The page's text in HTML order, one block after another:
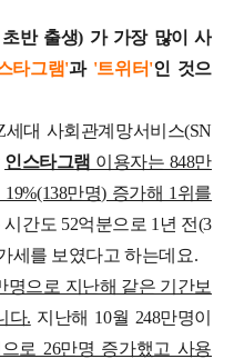
초반 출생) 가 가장 많이 사
타그램'과'트위터'인 것으
대 사회관계망서비스(SN
인스타그램 이용자는 848만
만명) 증가해 1위를
간도 52억분으로 1년 전(3
세를 보였다고 하는데요.
명으로 지난해 같은 기간보
다. 지난해 10월 248만명이
로 26만명 증가했고 사용